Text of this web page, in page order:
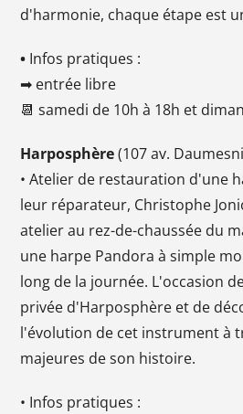
d'harmonie, chaque étape est
• Infos pratiques :
➡ entrée libre
📆 samedi de 10h à 18h et
Harposphère(107 av.
• Atelier de restauration d'une
leur réparateur, Christophe
atelier au rez-de-chaussée du
une harpe Pandora à simple
long de la journée. L'occasion
privée d'Harposphère et de
l'évolution de cet instrument à
majeures de son histoire.
• Infos pratiques :